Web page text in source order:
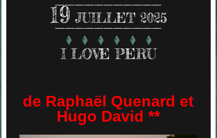
19 JUILLET 2025
I LOVE PERU
de Raphaël Quenard et
Hugo David **